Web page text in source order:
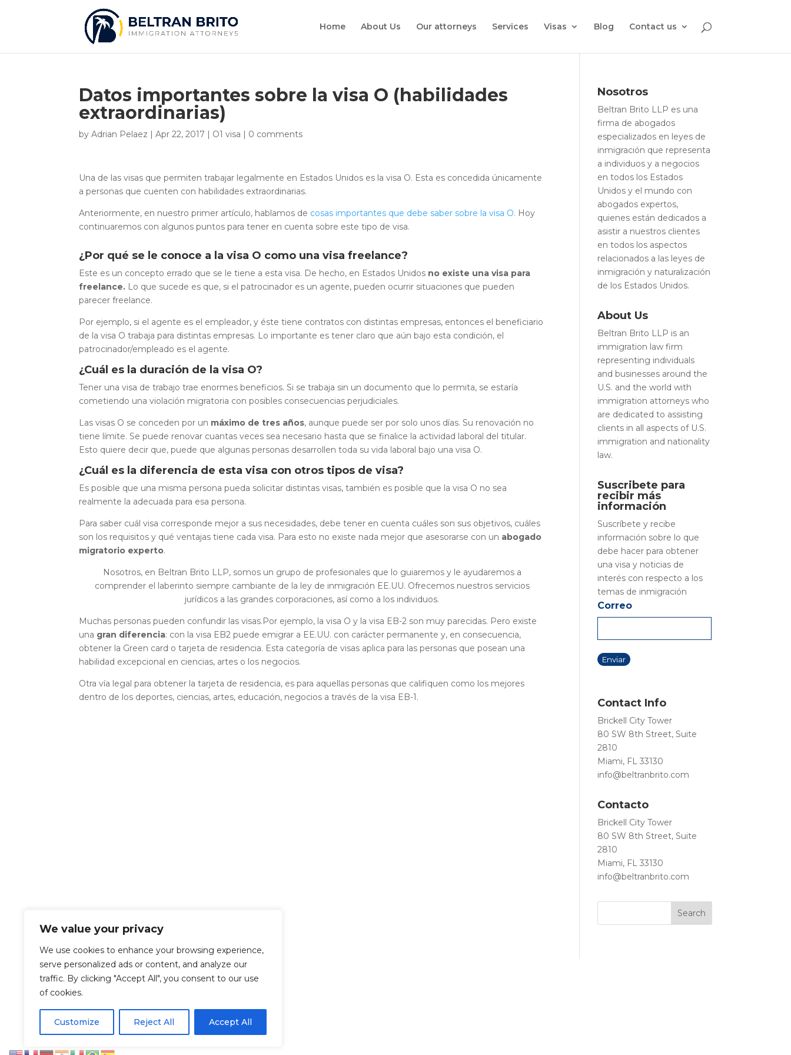
We value your privacy
We use cookies to enhance your browsing experience,
serve personalized ads or content, and analyze our
traffic. By clicking "Accept All", you consent to our use
of cookies.
Customize Reject All Accept All
Home About Us Our attorneys Services Visas Blog Contact us
Datos importantes sobre la visa O (habilidades
extraordinarias)
byAdrian Pelaez |Apr 22, 2017 | O1 visa | 0 comments
Una de las visas que permiten trabajar legalmente en Estados Unidos es la visa O. Esta es concedida únicamente
a personas que cuenten con habilidades extraordinarias.
Anteriormente, en nuestro primer artículo, hablamos de cosas importantes que debe saber sobre la visa O. Hoy
continuaremos con algunos puntos para tener en cuenta sobre este tipo de visa.
¿Por qué se le conoce a la visa O como una visafreelance?
Este es un concepto errado que se le tiene a esta visa. De hecho, en Estados Unidos no existe una visa para
freelance. Lo que sucede es que, si el patrocinador es un agente, pueden ocurrir situaciones que pueden
parecer freelance.
Por ejemplo, si el agente es el empleador, y éste tiene contratos con distintas empresas, entonces el beneficiario
de la visa O trabaja para distintas empresas. Lo importante es tener claro que aún bajo esta condición, el
patrocinador/empleado es el agente.
¿Cuál es la duración de la visa O?
Tener una visa de trabajo trae enormes beneficios. Si se trabaja sin un documento que lo permita, se estaría
cometiendo una violación migratoria con posibles consecuencias perjudiciales.
Las visas O se conceden por un máximo de tres años, aunque puede ser por solo unos días. Su renovación no
tiene límite. Se puede renovar cuantas veces sea necesario hasta que se finalice la actividad laboral del titular.
Esto quiere decir que, puede que algunas personas desarrollen toda su vida laboral bajo una visa O.
¿Cuál es la diferencia de esta visa con otros tipos de visa?
Es posible que una misma persona pueda solicitar distintas visas, también es posible que la visa O no sea
realmente la adecuada para esa persona.
Para saber cuál visa corresponde mejor a sus necesidades, debe tener en cuenta cuáles son sus objetivos, cuáles
son los requisitos y qué ventajas tiene cada visa. Para esto no existe nada mejor que asesorarse con un abogado
migratorio experto.
Nosotros, en Beltran Brito LLP, somos un grupo de profesionales que lo guiaremos y le ayudaremos a
comprender el laberinto siempre cambiante de la ley de inmigración EE.UU. Ofrecemos nuestros servicios
jurídicos a las grandes corporaciones, así como a los individuos.
Muchas personas pueden confundir las visas.Por ejemplo, la visa O y la visa EB-2 son muy parecidas. Pero existe
una gran diferencia: con la visa EB2 puede emigrar a EE.UU. con carácter permanente y, en consecuencia,
obtener la Green card o tarjeta de residencia. Esta categoría de visas aplica para las personas que posean una
habilidad excepcional en ciencias, artes o los negocios.
Otra vía legal para obtener la tarjeta de residencia, es para aquellas personas que califiquen como los mejores
dentro de los deportes, ciencias, artes, educación, negocios a través de la visa EB-1.
Nosotros
Beltran Brito LLP es una
firma de abogados
especializados en leyes de
inmigración que representa
a individuos y a negocios
en todos los Estados
Unidos y el mundo con
abogados expertos,
quienes están dedicados a
asistir a nuestros clientes
en todos los aspectos
relacionados a las leyes de
inmigración y naturalización
de los Estados Unidos.
About Us
Beltran Brito LLP is an
immigration law firm
representing individuals
and businesses around the
U.S. and the world with
immigration attorneys who
are dedicated to assisting
clients in all aspects of U.S.
immigration and nationality
law.
Suscribete para
recibir más
información
Suscríbete y recibe
información sobre lo que
debe hacer para obtener
una visa y noticias de
interés con respecto a los
temas de inmigración
Correo
Contact Info
Brickell City Tower
80 SW 8th Street, Suite
2810
Miami, FL 33130
info@beltranbrito.com
Contacto
Brickell City Tower
80 SW 8th Street, Suite
2810
Miami, FL 33130
info@beltranbrito.com
Let’s Work Together